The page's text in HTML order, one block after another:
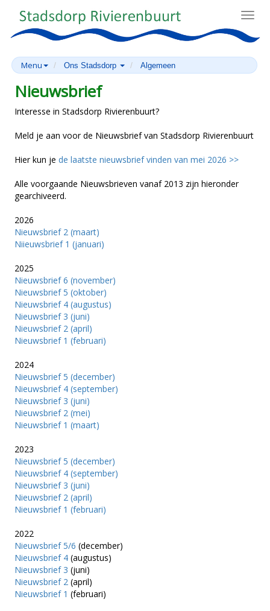
Menu Ons Stadsdorp Algemeen
Nieuwsbrief
Interesse in Stadsdorp Rivierenbuurt?
Meld je aan voor de Nieuwsbrief van Stadsdorp Rivierenbuurt
Hier kun je de laatste nieuwsbrief vinden van mei 2026 >>
Alle voorgaande Nieuwsbrieven vanaf 2013 zijn hieronder
gearchiveerd.
2026
Nieuwsbrief 2 (maart)
Niieuwsbrief 1 (januari)
2025
Nieuwsbrief 6 (november)
Nieuwsbrief 5 (oktober)
Nieuwsbrief 4 (augustus)
Nieuwsbrief 3 (juni)
Nieuwsbrief 2 (april)
Nieuwsbrief 1 (februari)
2024
Nieuwsbrief 5 (december)
Nieuwsbrief 4 (september)
Nieuwsbrief 3 (juni)
Nieuwsbrief 2 (mei)
Nieuwsbrief 1 (maart)
2023
Nieuwsbrief 5 (december)
Nieuwsbrief 4 (september)
Nieuwsbrief 3 (juni)
Nieuwsbrief 2 (april)
Nieuwsbrief 1 (februari)
2022
Nieuwsbrief 5/6 (december)
Nieuwsbrief 4 (augustus)
Nieuwsbrief 3 (juni)
Nieuwsbrief 2 (april)
Nieuwsbrief 1 (februari)